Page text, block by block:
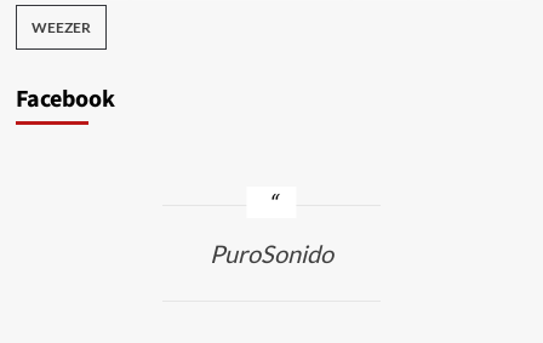
WEEZER
Facebook
PuroSonido